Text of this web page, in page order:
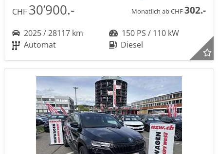
CHF 30’900.- Monatlich ab CHF302.-
2025 / 28117 km
150 PS / 110 kW
Automat
Diesel